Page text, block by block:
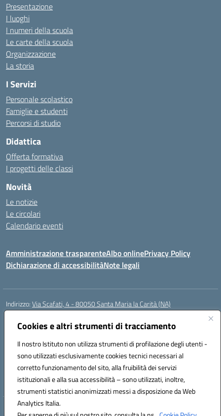
Cookies e altri strumenti di tracciamento
Il nostro Istituto non utilizza strumenti di profilazione degli utenti -
sono utilizzati esclusivamente cookies tecnici necessari al
corretto funzionamento del sito, alla fruibilità dei servizi
istituzionali e alla sua accessibilità – sono utilizzati, inoltre,
strumenti statistici anonimizzati messi a disposizione da Web
Analytics Italia.
Presentazione
I luoghi
I numeri della scuola
Le carte della scuola
Organizzazione
La storia
I Servizi
Personale scolastico
Famiglie e studenti
Percorsi di studio
Didattica
Offerta formativa
I progetti delle classi
Novità
Le notizie
Le circolari
Calendario eventi
Amministrazione trasparenteAlbo onlinePrivacy Policy
Dichiarazione di accessibilitàNote legali
Indirizzo:Via Scafati, 4 - 80050 Santa Maria la Carità (NA)
Centralino:
Posta elettronica certificata (PEC):NAEE21900T@pec.istruzione.it
Codice fiscale: 90016250632
Codice meccanografico:NAEE21900T
Codice Indice delle Pubbliche Amministrazioni (IPA): istsc_naee21900t
Codice unico di fatturazione (CUF): UFZ0X6
Hosting & Powered by 3D Solution S.r.l.